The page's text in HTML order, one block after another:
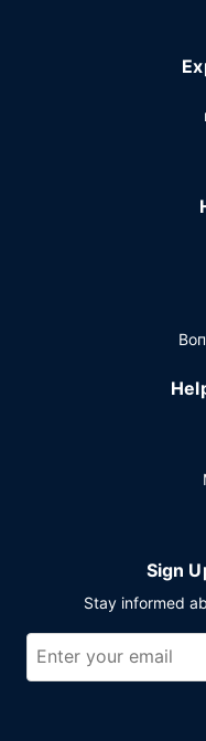
удобства: лифт и
мероприятие, отель
помещение для
Sign
Stay informed